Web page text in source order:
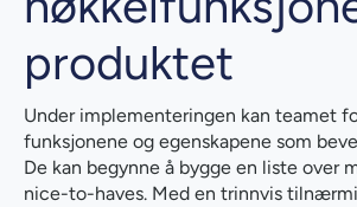
produktet
Under implementeringen kan teamet
funksjonene og egenskapene som
De kan begynne å bygge en liste over
nice-to-haves. Med en trinnvis